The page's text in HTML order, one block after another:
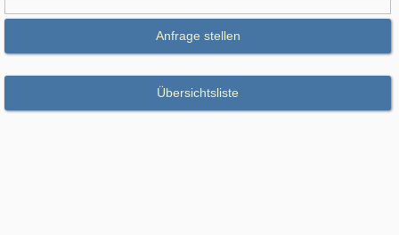
Anfrage stellen
Übersichtsliste